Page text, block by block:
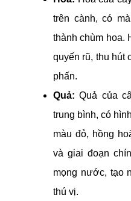
trên cành, có
thành chùm hoa.
quyến rũ, thu hút
phấn.
Quả: Quả của
trung bình, có
màu đỏ, hồng
và giai đoạn
mọng nước, tạo
thú vị.